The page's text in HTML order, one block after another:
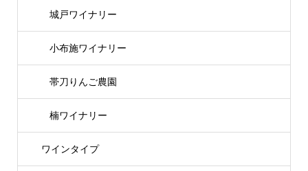
城戸ワイナリー
小布施ワイナリー
帯刀りんご農園
楠ワイナリー
ワインタイプ